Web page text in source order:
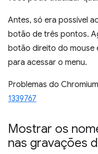
Antes, só era possível
botão de três pontos.
botão direito do mouse
para acessar o menu.
Problemas do
1339767
Mostrar os
nas gravações